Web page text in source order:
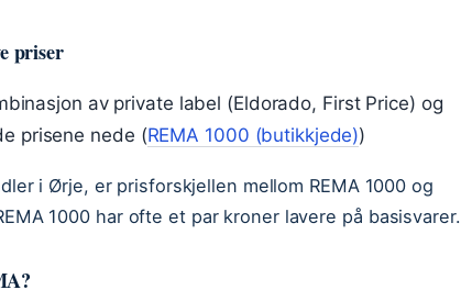
priser
av private label (Eldorado, First Price) og
prisene nede (REMA 1000 (butikkjede))
i Ørje, er prisforskjellen mellom REMA 1000 og
1000 har ofte et par kroner lavere på basisvarer.